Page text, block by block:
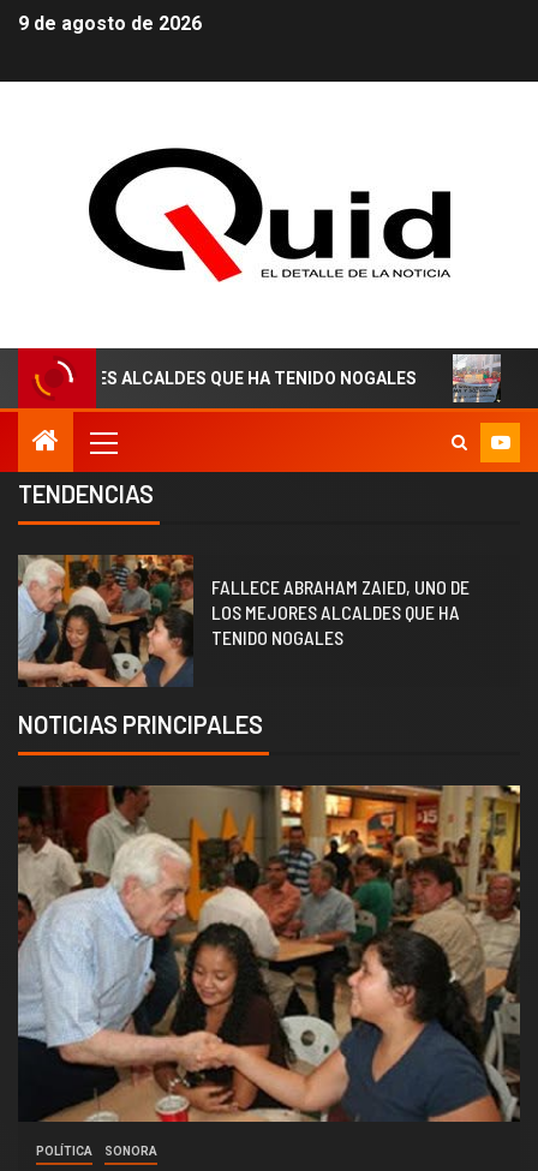
9 de agosto de 2026
QUE HA TENIDO NOGALES ¡AGUAS
TENDENCIAS
1
FALLECE ABRAHAM ZAIED, UNO DE
LOS MEJORES ALCALDES QUE HA
TENIDO NOGALES
NOTICIAS PRINCIPALES
4T SOCIEDAD